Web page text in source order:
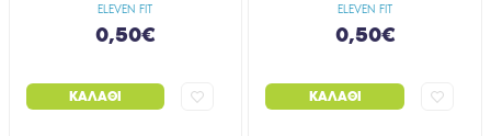
ELEVEN FIT
0,50€
ΚΑΛΆΘΙ
ELEVEN FIT
0,50€
ΚΑΛΆΘΙ